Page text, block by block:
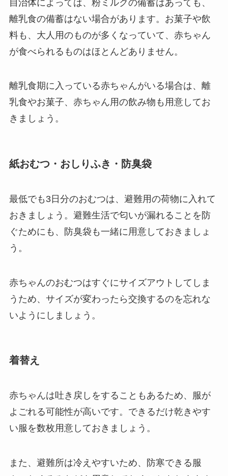
自治体によっては、粉ミルクの備蓄はあっても、
離乳食の備蓄はない場合があります。お菓子や飲
料も、大人用のものが多くなっていて、赤ちゃん
が食べられるものはほとんどありません。
離乳食期に入っている赤ちゃんがいる場合は、離
乳食やお菓子、赤ちゃん用の飲み物も用意してお
きましょう。
紙おむつ・おしりふき・防臭袋
最低でも3日分のおむつは、避難用の荷物に入れて
おきましょう。避難生活で匂いが漏れることを防
ぐためにも、防臭袋も一緒に用意しておきましょ
う。
赤ちゃんのおむつはすぐにサイズアウトしてしま
うため、サイズが変わったら交換するのを忘れな
いようにしましょう。
着替え
赤ちゃんは吐き戻しをすることもあるため、服が
よごれる可能性が高いです。できるだけ乾きやす
い服を数枚用意しておきましょう。
また、避難所は冷えやすいため、防寒できる服